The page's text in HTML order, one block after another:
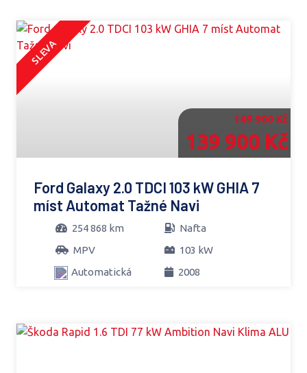
SLEVA
149 900 Kč
139 900 Kč
Ford Galaxy 2.0 TDCI 103 kW GHIA 7
míst Automat Tažné Navi
254 868 km
Nafta
MPV
103 kW
Automatická
2008